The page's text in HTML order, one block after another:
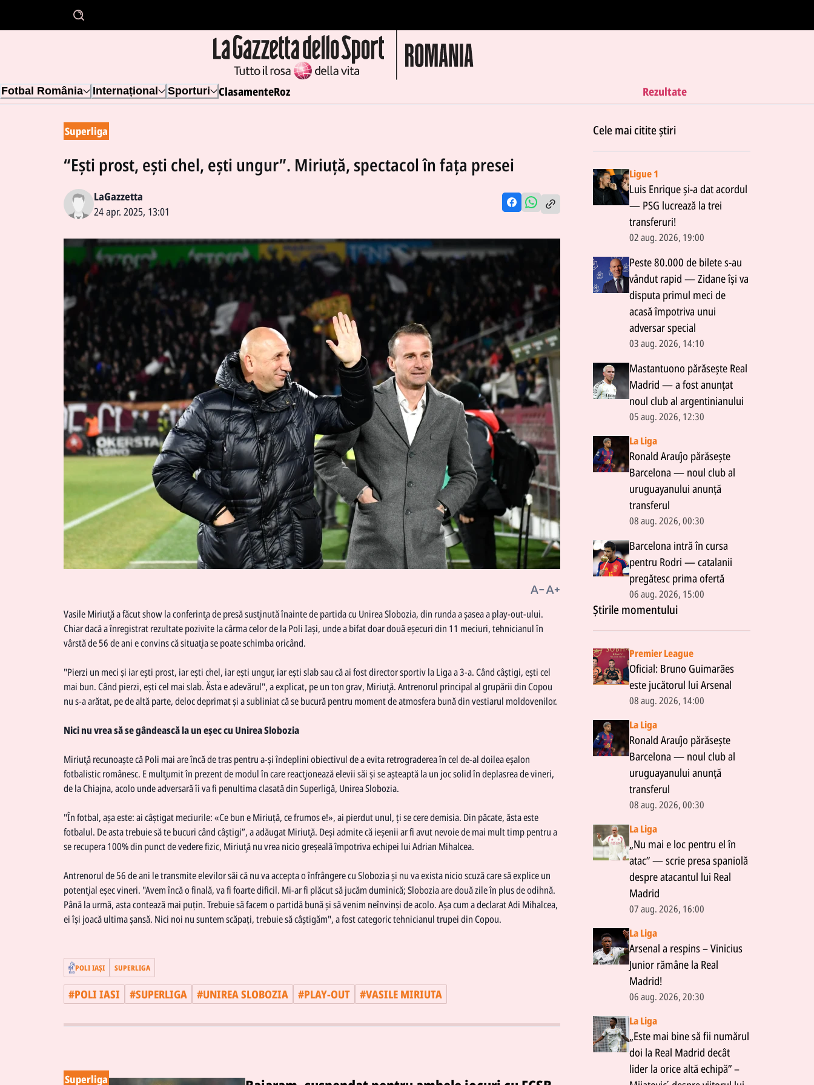
Fotbal România Internațional Sporturi ClasamenteRoz Rezultate
Superliga
“Ești prost, ești chel, ești ungur”. Miriuță, spectacol în fața presei
LaGazzetta
24 apr. 2025, 13:01
Vasile Miriuţă a făcut show la conferinţa de presă susţinută înainte de partida cu Unirea Slobozia, din runda a şasea a play-out-ului.
Chiar dacă a înregistrat rezultate pozivite la cârma celor de la Poli Iaşi, unde a bifat doar două eşecuri din 11 meciuri, tehnicianul în
vârstă de 56 de ani e convins că situaţia se poate schimba oricând.
"Pierzi un meci și iar ești prost, iar ești chel, iar ești ungur, iar ești slab sau că ai fost director sportiv la Liga a 3-a. Când câștigi, ești cel
mai bun. Când pierzi, ești cel mai slab. Ăsta e adevărul", a explicat, pe un ton grav, Miriuţă. Antrenorul principal al grupării din Copou
nu s-a arătat, pe de altă parte, deloc deprimat şi a subliniat că se bucură pentru moment de atmosfera bună din vestiarul moldovenilor.
Nici nu vrea să se gândească la un eşec cu Unirea Slobozia
Miriuţă recunoaşte căPoli mai are încă de tras pentru a-şi îndeplini obiectivul de a evita retrograderea în cel de-al doilea eşalon
fotbalistic românesc. E mulţumit în prezent de modul în care reacţionează elevii săi şi se aşteaptă la un joc solid în deplasrea de vineri,
de la Chiajna, acolo unde adversară îi va fi penultima clasată din Superligă, Unirea Slobozia.
"În fotbal, așa este: ai câștigat meciurile: «Ce bun e Miriuță, ce frumos e!», ai pierdut unul, ți se cere demisia. Din păcate, ăsta este
fotbalul. De asta trebuie să te bucuri când câștigi”, a adăugat Miriuţă. Deşi admite că ieşenii ar fi avut nevoie de mai mult timp pentru a
se recupera 100% din punct de vedere fizic, Miriuţă nu vrea nicio greşeală împotriva echipei lui Adrian Mihalcea.
Antrenorul de 56 de ani le transmite elevilor săi că nu va accepta o înfrângere cu Slobozia şi nu va exista nicio scuză care să explice un
potenţial eşec vineri. "Avem încă o finală, va fi foarte dificil. Mi-ar fi plăcut să jucăm duminică; Slobozia are două zile în plus de odihnă.
Până la urmă, asta contează mai puțin. Trebuie să facem o partidă bună și să venim neînvinși de acolo. Așa cum a declarat Adi Mihalcea,
ei își joacă ultima șansă. Nici noi nu suntem scăpați, trebuie să câștigăm", a fost categoric tehnicianul trupei dinCopou.
POLI IAŞI SUPERLIGA
#POLI IASI #SUPERLIGA #UNIREA SLOBOZIA #PLAY-OUT #VASILE MIRIUTA
Superliga
Cele mai citite știri
Ligue 1
Luis Enrique și-a dat acordul
— PSG lucrează la trei
transferuri!
02 aug. 2026, 19:00
Peste 80.000 de bilete s-au
vândut rapid — Zidane își va
disputa primul meci de
acasă împotriva unui
adversar special
03 aug. 2026, 14:10
Mastantuono părăsește Real
Madrid — a fost anunțat
noul club al argentinianului
05 aug. 2026, 12:30
La Liga
Ronald Araújo părăsește
Barcelona — noul club al
uruguayanului anunță
transferul
08 aug. 2026, 00:30
Barcelona intră în cursa
pentru Rodri — catalanii
pregătesc prima ofertă
06 aug. 2026, 15:00
Știrile momentului
Premier League
Oficial: Bruno Guimarães
este jucătorul lui Arsenal
08 aug. 2026, 14:00
La Liga
Ronald Araújo părăsește
Barcelona — noul club al
uruguayanului anunță
transferul
08 aug. 2026, 00:30
La Liga
„Nu mai e loc pentru el în
atac” — scrie presa spaniolă
despre atacantul lui Real
Madrid
07 aug. 2026, 16:00
La Liga
Arsenal a respins – Vinicius
Junior rămâne la Real
Madrid!
06 aug. 2026, 20:30
La Liga
„Este mai bine să fii numărul
doi la Real Madrid decât
lider la orice altă echipă” –